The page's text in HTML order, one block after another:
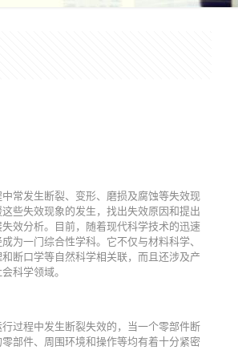
常发生断裂、变形、磨损及腐蚀等失效现
些失效现象的发生，找出失效原因和提出
效分析。目前，随着现代科学技术的迅速
为一门综合性学科。它不仅与材料科学、
断口学等自然科学相关联，而且还涉及产
科学领域。
过程中发生断裂失效的，当一个零部件断
部件、周围环境和操作等均有着十分紧密